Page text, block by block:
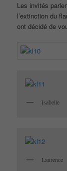
Les invités
l’extinction du
ont décidé de
Isabelle
Laurence